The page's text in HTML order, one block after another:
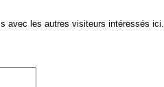
avec les autres visiteurs intéressés ici.